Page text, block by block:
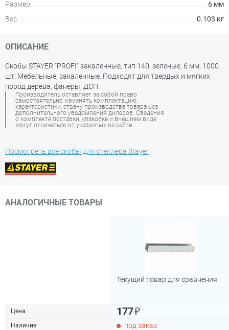
Размер
6 мм
Вес
0.103 кг
ОПИСАНИЕ
Скобы STAYER "PROFI" закаленные, тип 140, зеленые, 6 мм, 1000
шт. Мебельные, закаленные. Подходят для твердых и мягких
пород дерева, фанеры, ДСП.
Производитель оставляет за собой право
самостоятельно изменять комплектацию,
характеристики, страну производства товара без
дополнительного уведомления дилеров. Сведения
о комплекте поставки, упаковке и внешнем виде
могут отличаться от указанных на сайте.
Посмотреть все скобы для степлера Stayer
АНАЛОГИЧНЫЕ ТОВАРЫ
Текущий товар для сравнения
Цена 177₽
Наличие под заказ